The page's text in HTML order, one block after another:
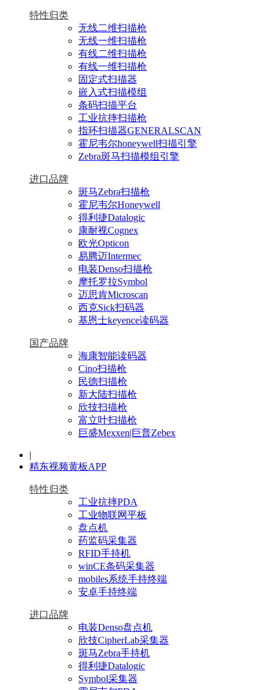
特性归类
无线二维扫描枪
无线一维扫描枪
有线二维扫描枪
有线一维扫描枪
固定式扫描器
嵌入式扫描模组
条码扫描平台
工业抗摔扫描枪
指环扫描器GENERALSCAN
霍尼韦尔honeywell扫描引擎
Zebra斑马扫描模组引擎
进口品牌
斑马Zebra扫描枪
霍尼韦尔Honeywell
得利捷Datalogic
康耐视Cognex
欧光Opticon
易腾迈Intermec
电装Denso扫描枪
摩托罗拉Symbol
迈思肯Microscan
西克Sick扫码器
基恩士keyence读码器
国产品牌
海康智能读码器
Cino扫描枪
民德扫描枪
新大陆扫描枪
欣技扫描枪
富立叶扫描枪
巨盛Mexxen|巨普Zebex
|
精东视频黄板APP
特性归类
工业抗摔PDA
工业物联网平板
盘点机
药监码采集器
RFID手持机
winCE条码采集器
mobiles系统手持终端
安卓手持终端
进口品牌
电装Denso盘点机
欣技CipherLab采集器
斑马Zebra手持机
得利捷Datalogic
Symbol采集器